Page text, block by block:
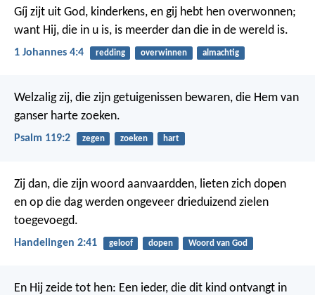
Gíj zijt uit God, kinderkens, en gij hebt hen overwonnen;
want Hij, die in u is, is meerder dan die in de wereld is.
1 Johannes 4:4 redding overwinnen almachtig
Welzalig zij, die zijn getuigenissen bewaren, die Hem van
ganser harte zoeken.
Psalm 119:2 zegen zoeken hart
Zij dan, die zijn woord aanvaardden, lieten zich dopen
en op die dag werden ongeveer drieduizend zielen
toegevoegd.
Handelingen 2:41 geloof dopen Woord van God
En Hij zeide tot hen: Een ieder, die dit kind ontvangt in